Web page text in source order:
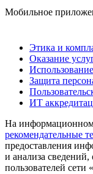
Мобильное
Этика и
Оказание
Защита
ИТ
На информационном
рекомендательные
предоставления
и анализа
пользователей